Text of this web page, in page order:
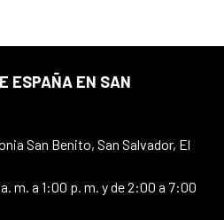
ESPAÑA EN SAN
San Benito, San Salvador, El
m. a 1:00 p. m. y de 2:00 a 7:00